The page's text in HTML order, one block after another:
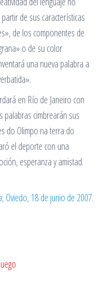
de sus características
de los componentes de
o de su color
una nueva palabra a
en Río de Janeiro con
palabras cimbrearán sus
do Olimpo na terra do
el deporte con una
esperanza y amistad.
, Oviedo, 18 de junio de 2007.